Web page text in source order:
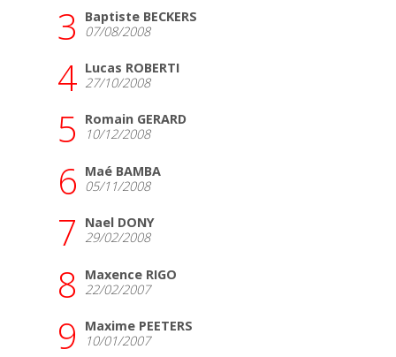
3
Baptiste BECKERS
07/08/2008
4 Lucas ROBERTI
27/10/2008
5
Romain GERARD
10/12/2008
6 Maé BAMBA
05/11/2008
7
Nael DONY
29/02/2008
8
Maxence RIGO
22/02/2007
9
Maxime PEETERS
10/01/2007